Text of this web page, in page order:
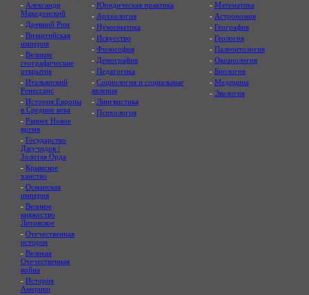
- Александр
Македонский
- Древний Рим
- Византийская
империя
- Великие
географические
открытия
- Итальянский
Ренессанс
- История Европы
в Средние века
- Раннее Новое
время
- Государство
Джучидов /
Золотая Орда
- Крымское
ханство
- Османская
империя
- Великое
княжество
Литовское
- Отечественная
история
- Великая
Отечественная
война
- История
Америки
- Юридическая практика
- Археология
- Нумизматика
- Искусство
- Философия
- Демография
- Педагогика
- Социология и социальные
явления
- Лингвистика
- Психология
- Математика
- Астрономия
- География
- Геология
- Палеонтология
- Океанология
- Биология
- Медицина
- Экология